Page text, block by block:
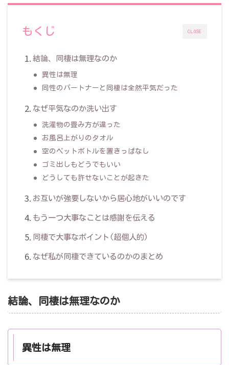
CLOSE
もくじ
結論、同棲は無理なのか
異性は無理
同性のパートナーと同棲は全然平気だった
なぜ平気なのか洗い出す
洗濯物の畳み方が違った
お風呂上がりのタオル
空のペットボトルを置きっぱなし
ゴミ出しもどうでもいい
どうしても許せないことが起きた
お互いが強要しないから居心地がいいのです
もう一つ大事なことは感謝を伝える
同棲で大事なポイント(超個人的)
なぜ私が同棲できているのかのまとめ
結論、同棲は無理なのか
異性は無理